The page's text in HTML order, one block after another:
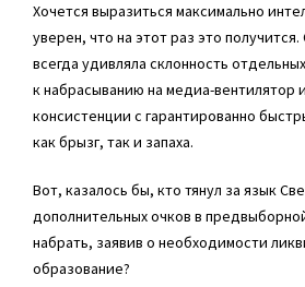
Хочется выразиться максимально
уверен, что на этот раз это получится.
всегда удивляла склонность
к набрасыванию на медиа-вентилятор
консистенции с гарантированно
как брызг, так и запаха.
Вот, казалось бы, кто тянул за язык
дополнительных очков в
набрать, заявив о необходимости
образование?